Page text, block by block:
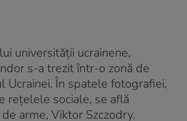
universității ucrainene,
s-a trezit într-o zonă de
Ucrainei. În spatele fotografiei,
rețelele sociale, se află
arme, Viktor Szczodry.